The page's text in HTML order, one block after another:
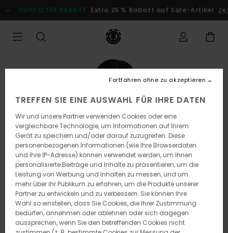
zur
Produktinformation
DOPPELTER RABATT Extra 25 % Rabatt auf Sale-Artikel
TREFFEN SIE EINE AUSWAHL FÜR IHRE DATEN
Wir und unsere Partner verwenden Cookies oder eine
vergleichbare Technologie, um Informationen auf Ihrem
Gerät zu speichern und/oder darauf zuzugreifen. Diese
personenbezogenen Informationen (wie Ihre Browserdaten
und Ihre IP-Adresse) können verwendet werden, um Ihnen
personalisierte Beiträge und Inhalte zu präsentieren, um die
Leistung von Werbung und Inhalten zu messen, und um
mehr über ihr Publikum zu erfahren, um die Produkte unserer
Partner zu entwickeln und zu verbessern. Sie können Ihre
Wahl so einstellen, dass Sie Cookies, die Ihrer Zustimmung
bedürfen, annehmen oder ablehnen oder sich dagegen
aussprechen, wenn Sie den betreffenden Cookies nicht
Fortfahren ohne zu akzeptieren